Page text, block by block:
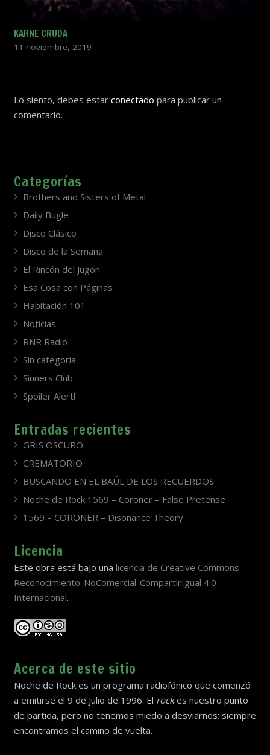
KARNE CRUDA
11 noviembre, 2019
Lo siento, debes estar conectado para publicar un
comentario.
Categorías
Brothers and Sisters of Metal
Daily Bugle
Disco Clásico
Disco de la Semana
El Rincón del Jugón
Esa Cosa con Páginas
Habitación 101
Noticias
RNR Radio
Sin categoría
Sinners Club
Spoiler Alert!
Entradas recientes
GRIS OSCURO
CREMATORIO
BUSCANDO EN EL BAÚL DE LOS RECUERDOS
Noche de Rock 1569 – Coroner – False Pretense
1569 – CORONER – Disonance Theory
Licencia
Este obra está bajo una licencia de Creative Commons
Reconocimiento-NoComercial-CompartirIgual 4.0
Internacional.
Acerca de este sitio
Noche de Rock es un programa radiofónico que comenzó
a emitirse el 9 de Julio de 1996. El rockes nuestro punto
de partida, pero no tenemos miedo a desviarnos; siempre
encontramos el camino de vuelta.